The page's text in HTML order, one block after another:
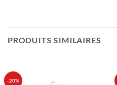
PRODUITS SIMILAIRES
-20%